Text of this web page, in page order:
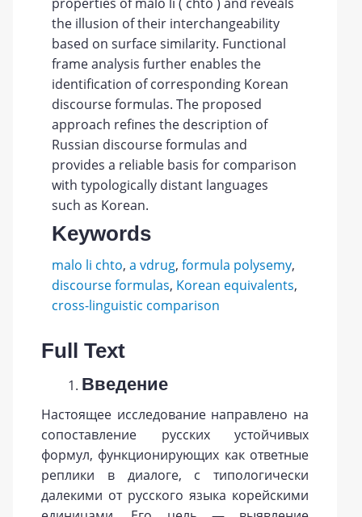
the illusion of their interchangeability
based on surface similarity. Functional
frame analysis further enables the
identification of corresponding Korean
discourse formulas. The proposed
approach refines the description of
Russian discourse formulas and
provides a reliable basis for comparison
with typologically distant languages
such as Korean.
Keywords
malo li chto, a vdrug, formula polysemy,
discourse formulas, Korean equivalents,
cross-linguistic comparison
Full Text
Введение
Настоящее исследование направлено на
сопоставление русских устойчивых
формул, функционирующих как ответные
реплики в диалоге, с типологически
далекими от русского языка корейскими